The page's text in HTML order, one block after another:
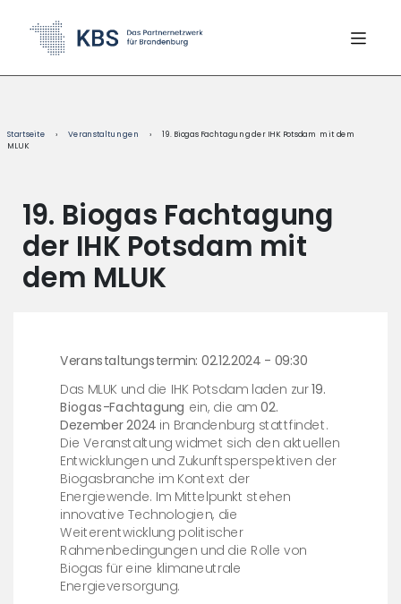
Startseite › Veranstaltungen ›
19. Biogas Fachtagung der IHK Potsdam mit dem
MLUK
19. Biogas Fachtagung
der IHK Potsdam mit
dem MLUK
Veranstaltungstermin: 02.12.2024 - 09:30
Das MLUK und die IHK Potsdam laden zur19.
Biogas-Fachtagung ein, die am 02.
Dezember 2024 in Brandenburg stattfindet.
Die Veranstaltung widmet sich den aktuellen
Entwicklungen und Zukunftsperspektiven der
Biogasbranche im Kontext der
Energiewende. Im Mittelpunkt stehen
innovative Technologien, die
Weiterentwicklung politischer
Rahmenbedingungen und die Rolle von
Biogas für eine klimaneutrale
Energieversorgung.